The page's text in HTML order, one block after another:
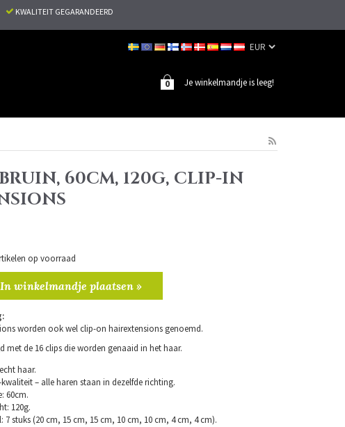
KWALITEIT GEGARANDEERD
Je winkelmandje is leeg!
0
60CM, 120G, CLIP-IN
op voorraad
In winkelmandje plaatsen »
worden ook wel clip-on hairextensions genoemd.
met de 16 clips die worden genaaid in het haar.
haar.
– alle haren staan in dezelfde richting.
60cm.
120g.
7 stuks (20 cm, 15 cm, 15 cm, 10 cm, 10 cm, 4 cm, 4 cm).